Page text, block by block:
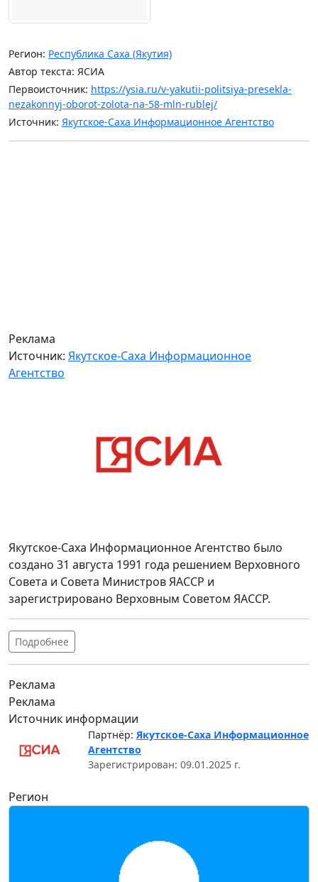
Регион: Республика Саха (Якутия)
Автор текста: ЯСИА
Первоисточник: https://ysia.ru/v-yakutii-politsiya-presekla-
nezakonnyj-oborot-zolota-na-58-mln-rublej/
Источник: Якутское-Саха Информационное Агентство
Реклама
Источник: Якутское-Саха Информационное
Агентство
Якутское-Саха Информационное Агентство было
создано 31 августа 1991 года решением Верховного
Совета и Совета Министров ЯАССР и
зарегистрировано Верховным Советом ЯАССР.
Подробнее
Реклама
Реклама
Источник информации
Партнёр: Якутское-Саха Информационное
Агентство
Зарегистрирован: 09.01.2025 г.
Регион